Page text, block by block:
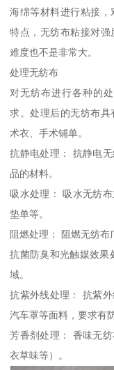
海绵等材料进行粘接
特点，无纺布粘接对
难度也不是非常大。
处理无纺布
对无纺布进行各种的
求。处理后的无纺布
术衣、手术铺单。
抗静电处理： 抗静电
品的材料。
吸水处理： 吸水无纺
垫单等。
阻燃处理： 阻燃无纺布
抗菌防臭和光触媒效果
域。
抗紫外线处理： 抗紫
汽车罩等面料，要求有
芳香剂处理： 香味无
衣草味等）。